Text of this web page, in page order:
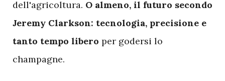
dell'agricoltura. O almeno, il futuro secondo
Jeremy Clarkson: tecnologia, precisione e
tanto tempo libero per godersi lo
champagne.